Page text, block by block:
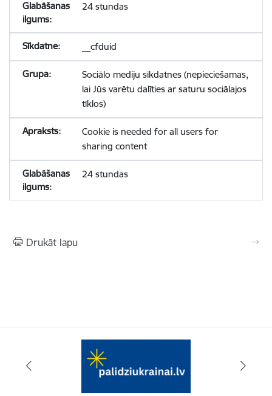
24 stundas
__cfduid
Sociālo mediju sīkdatnes (nepieciešamas,
lai Jūs varētu dalīties ar saturu sociālajos
tīklos)
Cookie is needed for all users for
sharing content
24 stundas
Drukāt lapu